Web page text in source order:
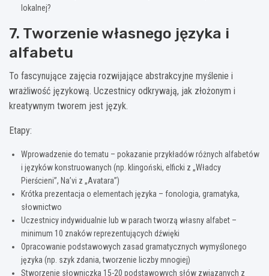
lokalnej?
7. Tworzenie własnego języka i
alfabetu
To fascynujące zajęcia rozwijające abstrakcyjne myślenie i
wrażliwość językową. Uczestnicy odkrywają, jak złożonym i
kreatywnym tworem jest język.
Etapy:
Wprowadzenie do tematu – pokazanie przykładów różnych alfabetów
i języków konstruowanych (np. klingoński, elficki z „Władcy
Pierścieni”, Na’vi z „Avatara”)
Krótka prezentacja o elementach języka – fonologia, gramatyka,
słownictwo
Uczestnicy indywidualnie lub w parach tworzą własny alfabet –
minimum 10 znaków reprezentujących dźwięki
Opracowanie podstawowych zasad gramatycznych wymyślonego
języka (np. szyk zdania, tworzenie liczby mnogiej)
Stworzenie słowniczka 15-20 podstawowych słów związanych z